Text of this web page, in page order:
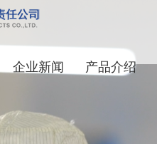
企业新闻 产品介绍